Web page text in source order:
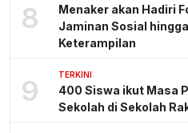
8
Menaker akan Hadiri
Jaminan Sosial
Keterampilan
9 TERKINI
400 Siswa ikut Masa
Sekolah di Sekolah